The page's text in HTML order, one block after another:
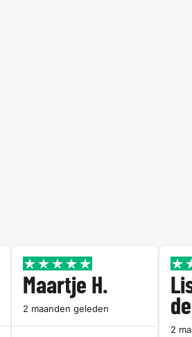
Maartje H.
2 maanden geleden
2